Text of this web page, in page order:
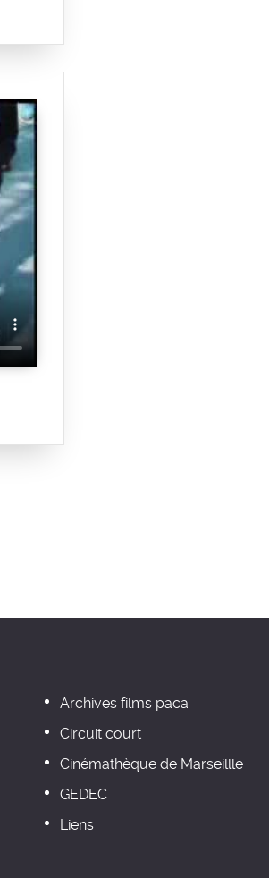
Archives films paca
Circuit court
Cinémathèque de Marseillle
GEDEC
Liens